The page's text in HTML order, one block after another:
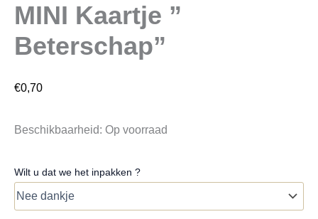
MINI Kaartje ”
Beterschap”
€0,70
Beschikbaarheid: Op voorraad
Wilt u dat we het inpakken ?